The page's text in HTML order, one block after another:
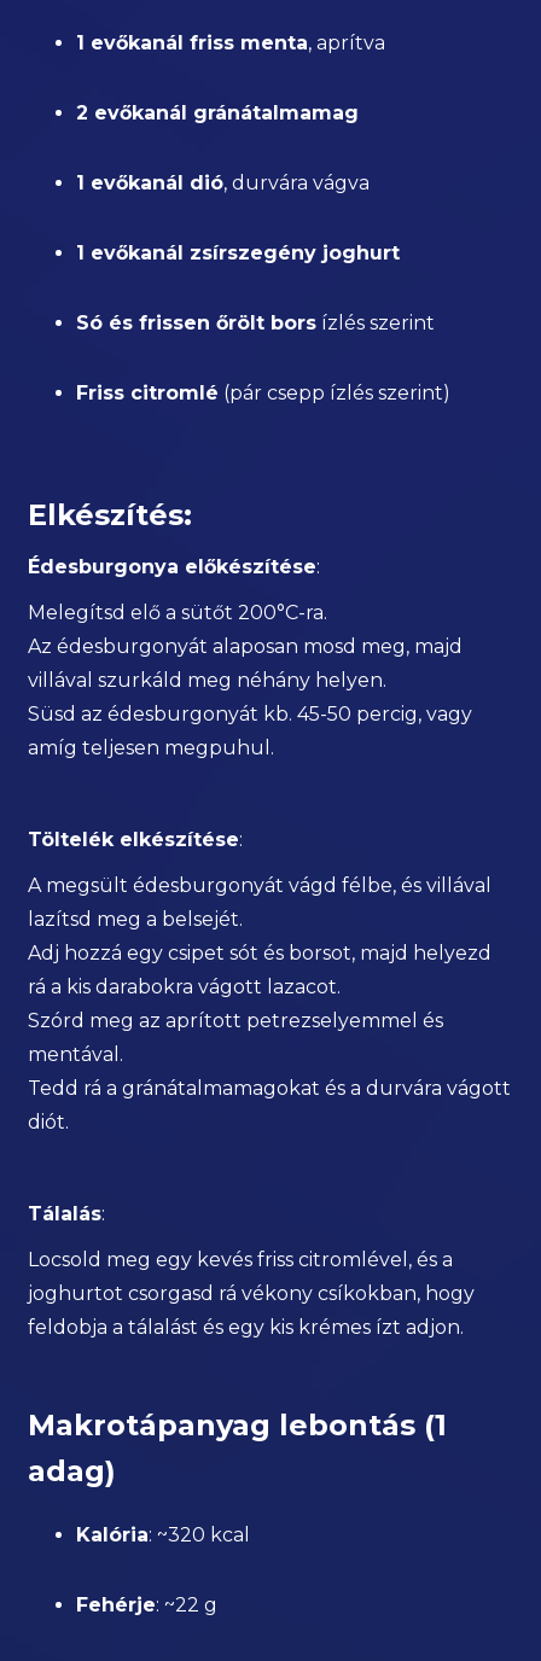
1 evőkanál friss menta, aprítva
2 evőkanál gránátalmamag
1 evőkanál dió, durvára vágva
1 evőkanál zsírszegény joghurt
Só és frissen őrölt bors ízlés szerint
Friss citromlé (pár csepp ízlés szerint)
Elkészítés:
Édesburgonya előkészítése:
Melegítsd elő a sütőt 200°C-ra.
Az édesburgonyát alaposan mosd meg, majd
villával szurkáld meg néhány helyen.
Süsd az édesburgonyát kb. 45-50 percig, vagy
amíg teljesen megpuhul.
Töltelék elkészítése:
A megsült édesburgonyát vágd félbe, és villával
lazítsd meg a belsejét.
Adj hozzá egy csipet sót és borsot, majd helyezd
rá a kis darabokra vágott lazacot.
Szórd meg az aprított petrezselyemmel és
mentával.
Tedd rá a gránátalmamagokat és a durvára vágott
diót.
Tálalás:
Locsold meg egy kevés friss citromlével, és a
joghurtot csorgasd rá vékony csíkokban, hogy
feldobja a tálalást és egy kis krémes ízt adjon.
Makrotápanyag lebontás (1
adag)
Kalória: ~320 kcal
Fehérje: ~22 g